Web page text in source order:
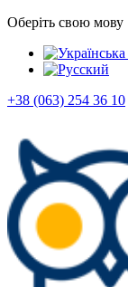
Оберіть свою мову
+38 (063) 254 36 10